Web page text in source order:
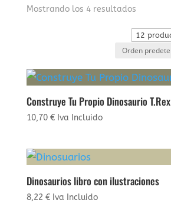
Mostrando los 4 resultados
Construye Tu Propio Dinosaurio T.Rex
10,70 € Iva Incluido
Dinosaurios libro con ilustraciones
8,22 € Iva Incluido